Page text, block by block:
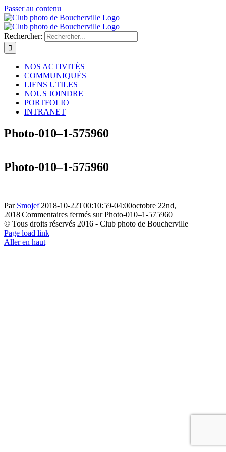
Passer au contenu
Rechercher:
NOS ACTIVITÉS
COMMUNIQUÉS
LIENS UTILES
NOUS JOINDRE
PORTFOLIO
INTRANET
Photo-010–1-575960
Photo-010–1-575960
Par Smojef|2018-10-22T00:10:59-04:00octobre 22nd,
2018|Commentaires fermés sur Photo-010–1-575960
© Tous droits réservés 2016 - Club photo de Boucherville
Page load link
Aller en haut